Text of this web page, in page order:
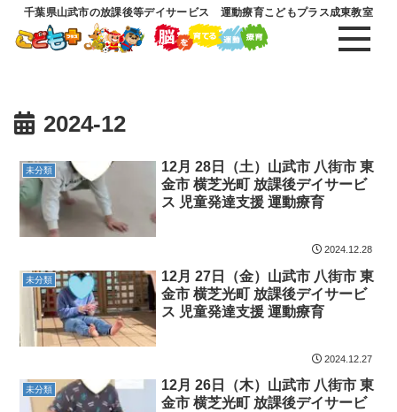
千葉県山武市の放課後等デイサービス 運動療育こどもプラス成東教室
2024-12
未分類
12月 28日（土）山武市 八街市 東
金市 横芝光町 放課後デイサービ
ス 児童発達支援 運動療育
2024.12.28
未分類
12月 27日（金）山武市 八街市 東
金市 横芝光町 放課後デイサービ
ス 児童発達支援 運動療育
2024.12.27
未分類
12月 26日（木）山武市 八街市 東
金市 横芝光町 放課後デイサービ